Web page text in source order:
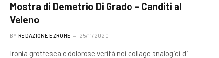
Mostra di Demetrio Di Grado – Canditi al
Veleno
BY REDAZIONE EZROME 25/11/2020
Ironia grottesca e dolorose verità nei collage analogici di